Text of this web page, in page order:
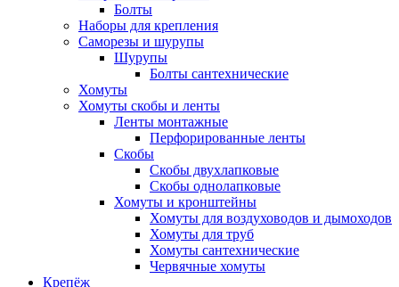
Болты
Наборы для крепления
Саморезы и шурупы
Шурупы
Болты сантехнические
Хомуты
Хомуты скобы и ленты
Ленты монтажные
Перфорированные ленты
Скобы
Скобы двухлапковые
Скобы однолапковые
Хомуты и кронштейны
Хомуты для воздуховодов и дымоходов
Хомуты для труб
Хомуты сантехнические
Червячные хомуты
Крепёж